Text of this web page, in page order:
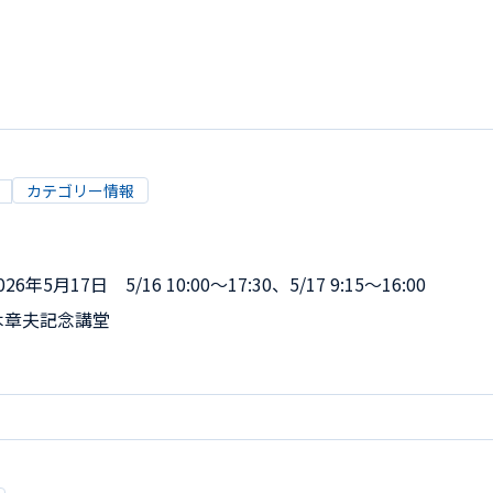
カテゴリー情報
年5月17日 5/16 10:00～17:30、5/17 9:15～16:00
夫記念講堂